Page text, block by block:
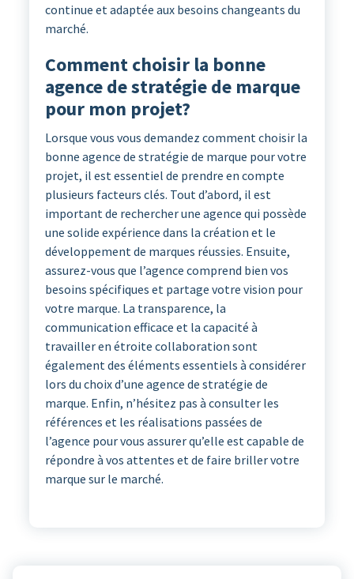
continue et adaptée aux besoins changeants du
marché.
Comment choisir la bonne
agence de stratégie de marque
pour mon projet?
Lorsque vous vous demandez comment choisir la
bonne agence de stratégie de marque pour votre
projet, il est essentiel de prendre en compte
plusieurs facteurs clés. Tout d’abord, il est
important de rechercher une agence qui possède
une solide expérience dans la création et le
développement de marques réussies. Ensuite,
assurez-vous que l’agence comprend bien vos
besoins spécifiques et partage votre vision pour
votre marque. La transparence, la
communication efficace et la capacité à
travailler en étroite collaboration sont
également des éléments essentiels à considérer
lors du choix d’une agence de stratégie de
marque. Enfin, n’hésitez pas à consulter les
références et les réalisations passées de
l’agence pour vous assurer qu’elle est capable de
répondre à vos attentes et de faire briller votre
marque sur le marché.